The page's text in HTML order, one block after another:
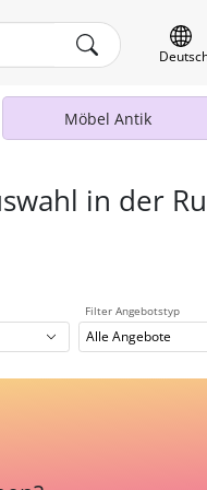
Möbel Antik
in der
Filter Angebotstyp
Alle Angebote